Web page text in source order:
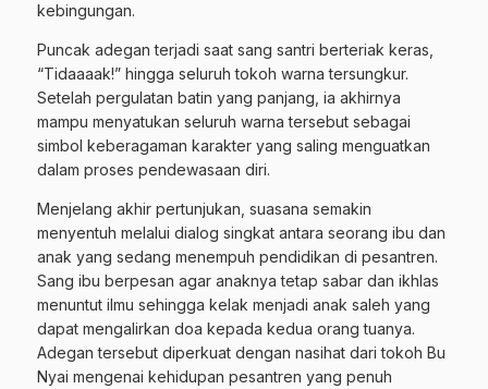
kebingungan.
Puncak adegan terjadi saat sang santri berteriak keras,
“Tidaaaak!” hingga seluruh tokoh warna tersungkur.
Setelah pergulatan batin yang panjang, ia akhirnya
mampu menyatukan seluruh warna tersebut sebagai
simbol keberagaman karakter yang saling menguatkan
dalam proses pendewasaan diri.
Menjelang akhir pertunjukan, suasana semakin
menyentuh melalui dialog singkat antara seorang ibu dan
anak yang sedang menempuh pendidikan di pesantren.
Sang ibu berpesan agar anaknya tetap sabar dan ikhlas
menuntut ilmu sehingga kelak menjadi anak saleh yang
dapat mengalirkan doa kepada kedua orang tuanya.
Adegan tersebut diperkuat dengan nasihat dari tokoh Bu
Nyai mengenai kehidupan pesantren yang penuh